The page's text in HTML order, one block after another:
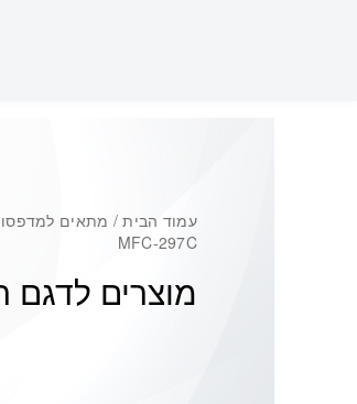
עמוד הבית
MFC-297C
מוצרים